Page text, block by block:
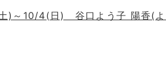
～10/4(日) 谷口よう子 陽香(よ